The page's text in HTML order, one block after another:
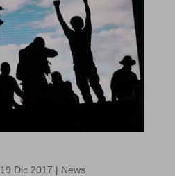
19 Dic 2017 | News